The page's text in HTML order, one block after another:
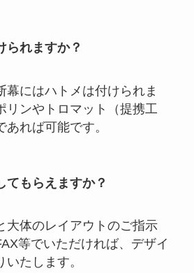
られますか？
幕にはハトメは付けられま
リンやトロマット（提携工
れば可能です。
てもらえますか？
大体のレイアウトのご指示
等でいただければ、デザイ
いたします。